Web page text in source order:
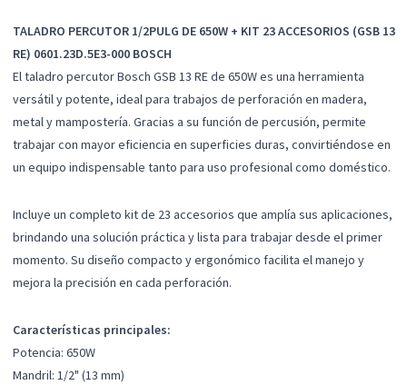
TALADRO PERCUTOR 1/2PULG DE 650W + KIT 23 ACCESORIOS (GSB 13
RE) 0601.23D.5E3-000 BOSCH
El taladro percutor Bosch GSB 13 RE de 650W es una herramienta
versátil y potente, ideal para trabajos de perforación en madera,
metal y mampostería. Gracias a su función de percusión, permite
trabajar con mayor eficiencia en superficies duras, convirtiéndose en
un equipo indispensable tanto para uso profesional como doméstico.
Incluye un completo kit de 23 accesorios que amplía sus aplicaciones,
brindando una solución práctica y lista para trabajar desde el primer
momento. Su diseño compacto y ergonómico facilita el manejo y
mejora la precisión en cada perforación.
Características principales:
Potencia: 650W
Mandril: 1/2" (13 mm)